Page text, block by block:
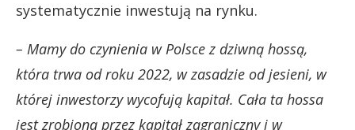
systematycznie inwestują na rynku.
– Mamy do czynienia w Polsce z dziwną hossą,
która trwa od roku 2022, w zasadzie od jesieni, w
której inwestorzy wycofują kapitał. Cała ta hossa
jest zrobiona przez kapitał zagraniczny i w